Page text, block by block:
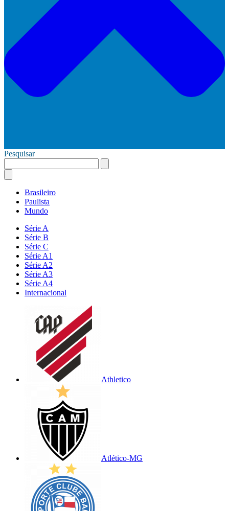
Pesquisar
Brasileiro
Paulista
Mundo
Série A
Série B
Série C
Série A1
Série A2
Série A3
Série A4
Internacional
Athletico
Atlético-MG